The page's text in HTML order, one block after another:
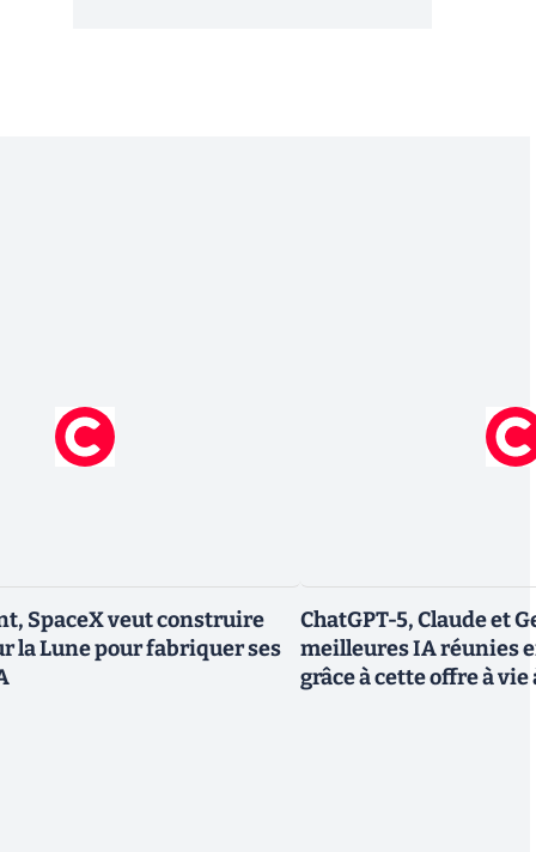
SpaceX veut construire
la Lune pour fabriquer ses
ChatGPT-5, Claude et
meilleures IA réunies
grâce à cette offre à vie